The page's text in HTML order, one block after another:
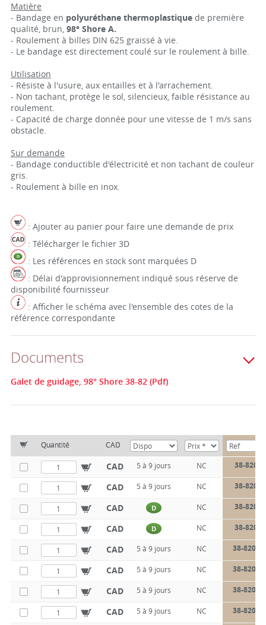
Matière
- Bandage en polyuréthane thermoplastiquede première
qualité, brun, 98° Shore A.
- Roulement à billes DIN 625 graissé à vie.
- Le bandage est directement coulé sur le roulement à bille.
Utilisation
- Résiste à l'usure, aux entailles et à l'arrachement.
- Non tachant, protège le sol, silencieux, faible résistance au
roulement.
- Capacité de charge donnée pour une vitesse de 1 m/s sans
obstacle.
Sur demande
- Bandage conductible d'électricité et non tachant de couleur
gris.
- Roulement à bille en inox.
: Ajouter au panier pour faire une demande de prix
: Télécharger le fichier 3D
: Les références en stock sont marquées D
: Délai d'approvisionnement indiqué sous réserve de
disponibilité fournisseur
: Afficher le schéma avec l'ensemble des cotes de la
référence correspondante
Documents
Galet de guidage, 98° Shore 38-82 (Pdf)
Quantité CAD
CAD 5 à 9 jours NC 38-820-
CAD 5 à 9 jours NC 38-820-
CAD D NC 38-820-
CAD D NC 38-820-
CAD 5 à 9 jours NC 38-820-
CAD 5 à 9 jours NC 38-820-
CAD 5 à 9 jours NC 38-820-
CAD 5 à 9 jours NC 38-820-